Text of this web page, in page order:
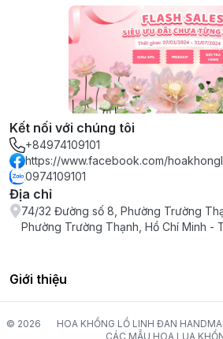
Kết nối với chúng tôi
+84974109101
https://www.facebook.com/
0974109101
Địa chỉ
74/32 Đường số 8, Phường Trường
Phường Trường Thạnh, Hồ Chí Minh -
Giới thiệu
© 2026
HOA KHỔNG LỒ LINH ĐAN
CÁC MẪU HOA LỤA